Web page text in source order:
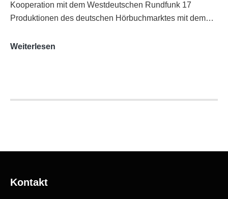
Kooperation mit dem Westdeutschen Rundfunk 17
Produktionen des deutschen Hörbuchmarktes mit dem…
Weiterlesen
Ausgezeichnete
Kontakt